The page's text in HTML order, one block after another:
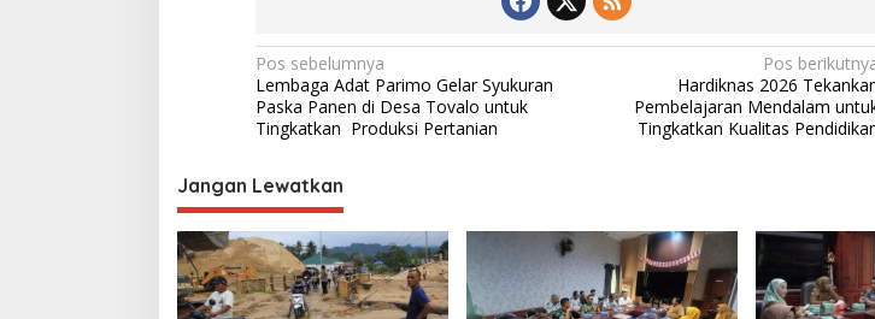
N
a
v
i
g
a
s
i
Pos sebelumnya
Lembaga Adat Parimo Gelar Syukuran
Paska Panen di Desa Tovalo untuk
Tingkatkan Produksi Pertanian
Pos
Hardiknas 2026
Pembelajaran Mendalam
Tingkatkan Kualitas
Jangan Lewatkan